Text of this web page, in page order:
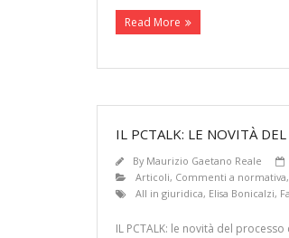
Read More
IL PCTALK: LE NOVITÀ
By Maurizio Gaetano Reale
Articoli, Commenti a normativa,
All in giuridica, Elisa Bonicalzi,
IL PCTALK: le novità del